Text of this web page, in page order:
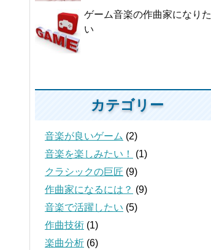
ゲーム音楽の作曲家になりた
い
カテゴリー
音楽が良いゲーム (2)
音楽を楽しみたい！
(1)
クラシックの巨匠 (9)
作曲家になるには？ (9)
音楽で活躍したい (5)
作曲技術 (1)
楽曲分析 (6)